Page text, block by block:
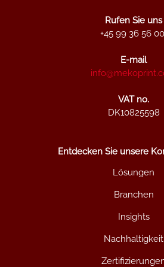
Rufen Sie uns
+45 99 36 56 00
E-mail
VAT no.
DK10825598
Entdecken Sie unsere
Lösungen
Branchen
Insights
Nachhaltigkeit